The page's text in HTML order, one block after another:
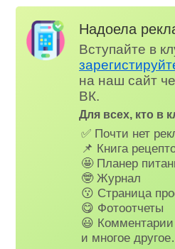
Надоела
Вступайте в
на наш сайт
ВК.
Для всех, кто в
✅ Почти нет
📌 Книга
🤩 Планер
🤓 Журнал
😗 Страница
😋 Фотоотчеты
😃 Комментарии
и многое